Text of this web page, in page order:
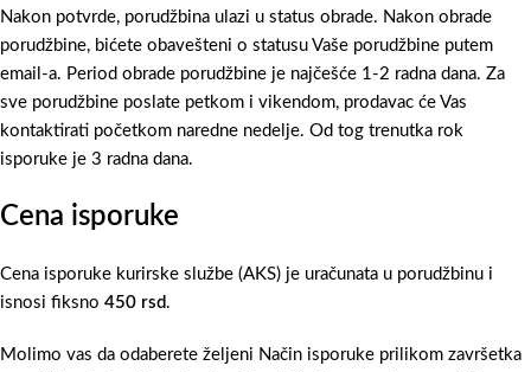
Nakon potvrde, porudžbina ulazi u status obrade. Nakon obrade
porudžbine, bićete obavešteni o statusu Vaše porudžbine putem
email-a. Period obrade porudžbine je najčešće 1-2 radna dana. Za
sve porudžbine poslate petkom i vikendom, prodavac će Vas
kontaktirati početkom naredne nedelje. Od tog trenutka rok
isporuke je 3 radna dana.
Cena isporuke
Cena isporuke kurirske službe (AKS) je uračunata u porudžbinu i
isnosi fiksno 450 rsd .
Molimo vas da odaberete željeni Način isporuke prilikom završetka